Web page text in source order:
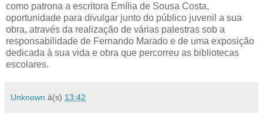
como patrona a escritora Emília de Sousa Costa,
oportunidade para divulgar junto do público juvenil a sua
obra, através da realização de várias palestras sob a
responsabilidade de Fernando Marado e de uma exposição
dedicada à sua vida e obra que percorreu as bibliotecas
escolares.
Unknown à(s) 13:42